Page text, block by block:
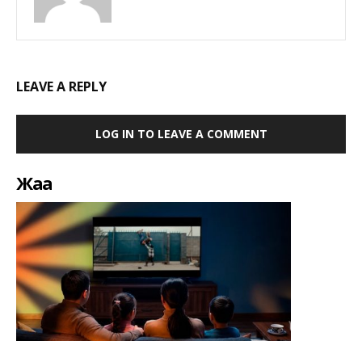
LEAVE A REPLY
LOG IN TO LEAVE A COMMENT
Жаңа